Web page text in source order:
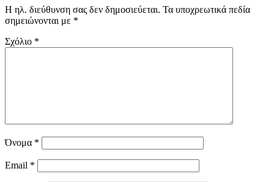
Η ηλ. διεύθυνση σας δεν δημοσιεύεται. Τα υποχρεωτικά πεδία
σημειώνονται με *
Σχόλιο *
Όνομα *
Email *